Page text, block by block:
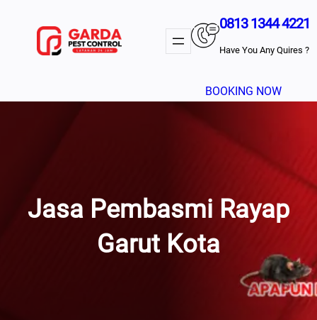
0813 1344 4221
Have You Any Quires ?
BOOKING NOW
Jasa Pembasmi Rayap
Garut Kota